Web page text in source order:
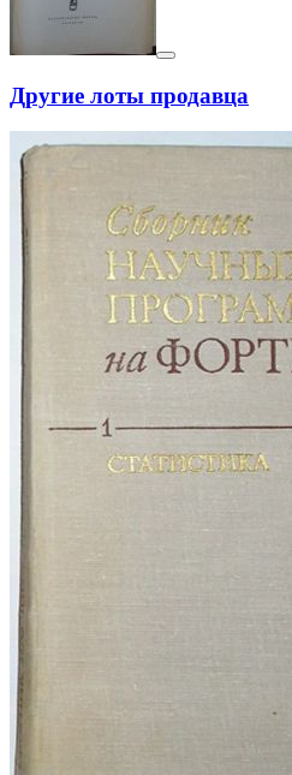
Другие лоты продавца